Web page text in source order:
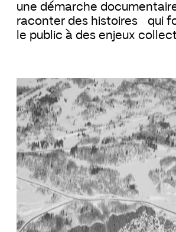
une démarche
raconter des histoires qui
le public à des enjeux